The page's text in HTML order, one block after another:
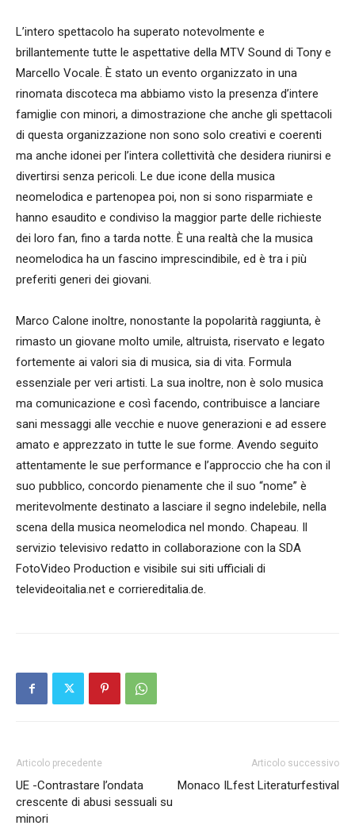
L’intero spettacolo ha superato notevolmente e
brillantemente tutte le aspettative della MTV Sound di Tony e
Marcello Vocale. È stato un evento organizzato in una
rinomata discoteca ma abbiamo visto la presenza d’intere
famiglie con minori, a dimostrazione che anche gli spettacoli
di questa organizzazione non sono solo creativi e coerenti
ma anche idonei per l’intera collettività che desidera riunirsi e
divertirsi senza pericoli. Le due icone della musica
neomelodica e partenopea poi, non si sono risparmiate e
hanno esaudito e condiviso la maggior parte delle richieste
dei loro fan, fino a tarda notte. È una realtà che la musica
neomelodica ha un fascino imprescindibile, ed è tra i più
preferiti generi dei giovani.
Marco Calone inoltre, nonostante la popolarità raggiunta, è
rimasto un giovane molto umile, altruista, riservato e legato
fortemente ai valori sia di musica, sia di vita. Formula
essenziale per veri artisti. La sua inoltre, non è solo musica
ma comunicazione e così facendo, contribuisce a lanciare
sani messaggi alle vecchie e nuove generazioni e ad essere
amato e apprezzato in tutte le sue forme. Avendo seguito
attentamente le sue performance e l’approccio che ha con il
suo pubblico, concordo pienamente che il suo “nome” è
meritevolmente destinato a lasciare il segno indelebile, nella
scena della musica neomelodica nel mondo. Chapeau. Il
servizio televisivo redatto in collaborazione con la SDA
FotoVideo Production e visibile sui siti ufficiali di
televideoitalia.net e corriereditalia.de.
Articolo precedente
UE -Contrastare l’ondata
crescente di abusi sessuali su
minori
Articolo successivo
Monaco ILfest Literaturfestival